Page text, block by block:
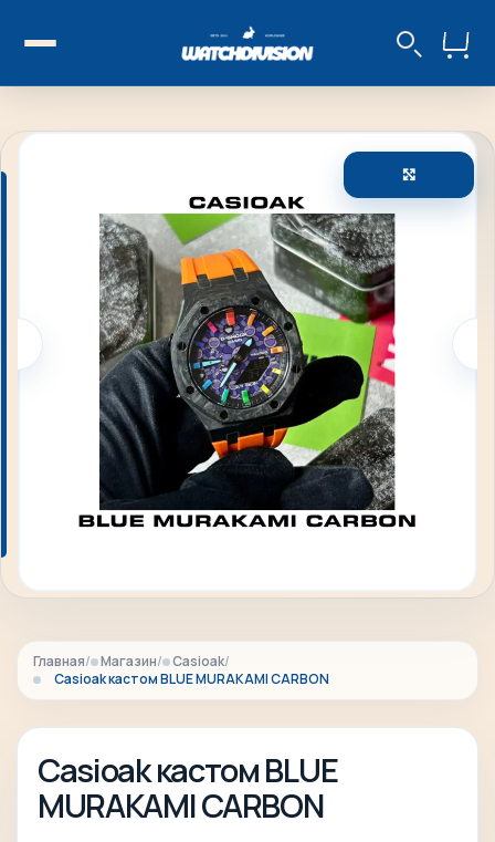
Главная Магазин
Casioak
Casioak кастом BLUE MURAKAMI CARBON
Casioak кастом BLUE
MURAKAMI CARBON